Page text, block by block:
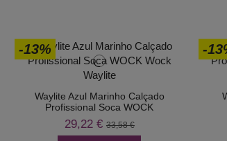
-13%
Waylite Azul Marinho Calçado
Profissional Soca WOCK
29,22 € 33,58 €
-